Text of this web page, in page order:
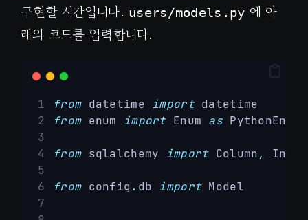
구현할 시간입니다. users/models.py 에 아
래의 코드를 입력합니다.
from datetime import datetime
from enum import Enum as PythonEnum
from sqlalchemy import Column,
from config . db import Model